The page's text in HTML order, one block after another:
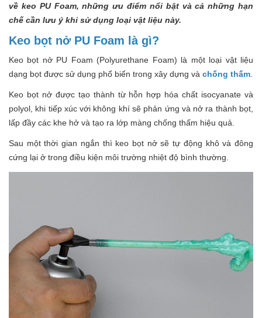
về keo PU Foam, những ưu điểm nổi bật và cả những hạn
chế cần lưu ý khi sử dụng loại vật liệu này.
Keo bọt nở PU Foam là gì?
Keo bọt nở PU Foam (Polyurethane Foam) là một loại vật liệu
dạng bọt được sử dụng phổ biến trong xây dựng và chống thấm
Keo bọt nở được tạo thành từ hỗn hợp hóa chất isocyanate và
polyol, khi tiếp xúc với không khí sẽ phản ứng và nở ra thành bọt,
lấp đầy các khe hở và tạo ra lớp màng chống thấm hiệu quả.
Sau một thời gian ngắn thì keo bọt nở sẽ tự động khô và đông
cứng lại ở trong điều kiện môi trường nhiệt độ bình thường.